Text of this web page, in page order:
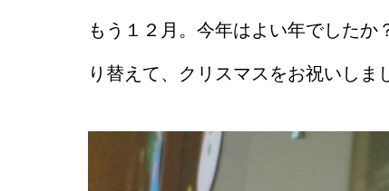
もう１２月。今年はよい年でした
り替えて、クリスマスをお祝いしま